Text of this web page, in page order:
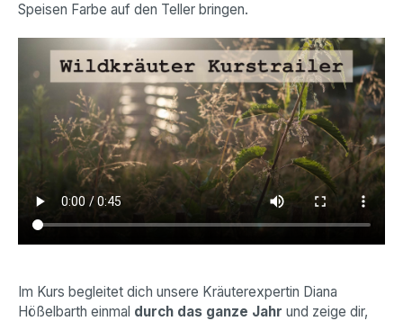
Speisen Farbe auf den Teller bringen.
Im Kurs begleitet dich unsere Kräuterexpertin Diana
Hößelbarth einmal durch das ganze Jahr und zeige dir,